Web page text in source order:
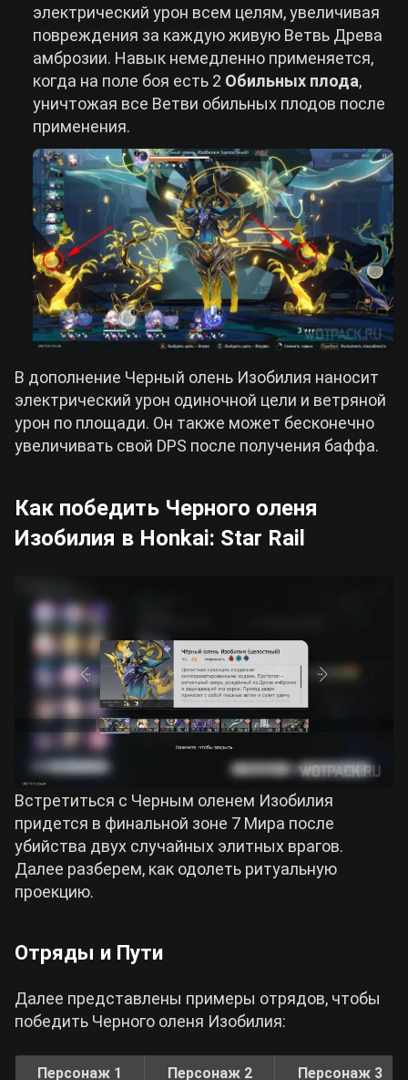
электрический урон всем целям, увеличивая
повреждения за каждую живую Ветвь Древа
амброзии. Навык немедленно применяется,
когда на поле боя есть 2 Обильных плода,
уничтожая все Ветви обильных плодов после
применения.
В дополнение Черный олень Изобилия наносит
электрический урон одиночной цели и ветряной
урон по площади. Он также может бесконечно
увеличивать свой DPS после получения баффа.
Как победить Черного оленя
Изобилия в Honkai: Star Rail
Встретиться с Черным оленем Изобилия
придется в финальной зоне 7 Мира после
убийства двух случайных элитных врагов.
Далее разберем, как одолеть ритуальную
проекцию.
Отряды и Пути
Далее представлены примеры отрядов, чтобы
победить Черного оленя Изобилия:
Персонаж 1 Персонаж 2 Персонаж 3